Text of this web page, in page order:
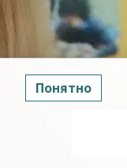
Понятно